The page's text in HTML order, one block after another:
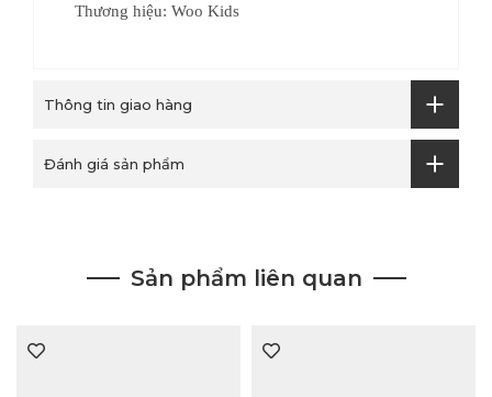
Thương hiệu: Woo Kids
Thông tin giao hàng
Đánh giá sản phẩm
Sản phẩm liên quan